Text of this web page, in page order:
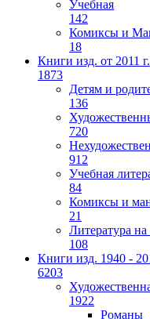
Учебная
142
Комиксы и
18
Книги изд. от 2011 г.
1873
Детям и
136
720
912
Учебная
84
Комиксы и
21
Литература
108
Книги изд. 1940 -
6203
1922
Романы